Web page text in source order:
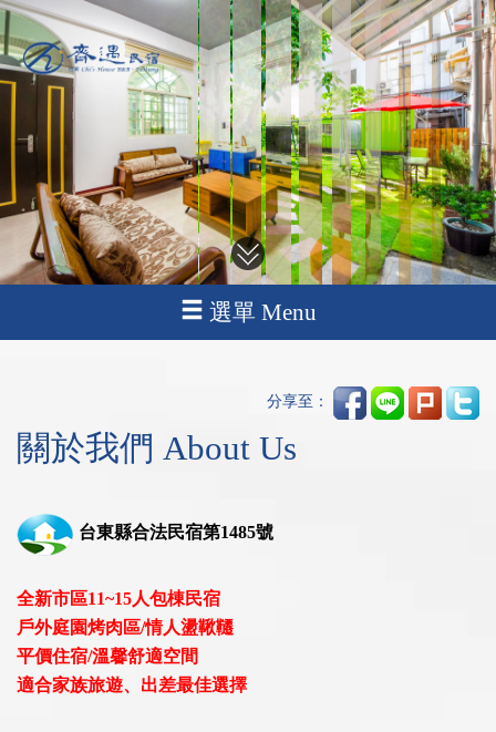
選單 Menu
分享至：
關於我們 About Us
台東縣合法民宿第1485號
全新市區11~15人包棟民宿
戶外庭園烤肉區/情人盪鞦韆
平價住宿/溫馨舒適空間
適合家族旅遊、出差最佳選擇